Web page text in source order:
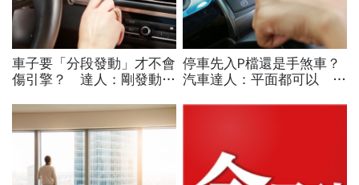
車子要「分段發動」才不會
傷引擎？ 達人：剛發動時
停車先入P檔還是手煞車？
汽車達人：平面都可以 斜